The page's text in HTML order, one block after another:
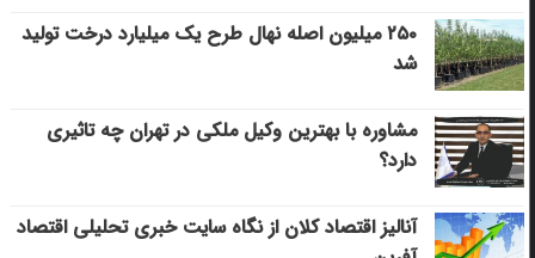
۲۵۰ میلیون اصله نهال طرح یک میلیارد درخت تولید
شد
مشاوره با بهترین وکیل ملکی در تهران چه تاثیری
دارد؟
آنالیز اقتصاد کلان از نگاه سایت خبری تحلیلی اقتصاد